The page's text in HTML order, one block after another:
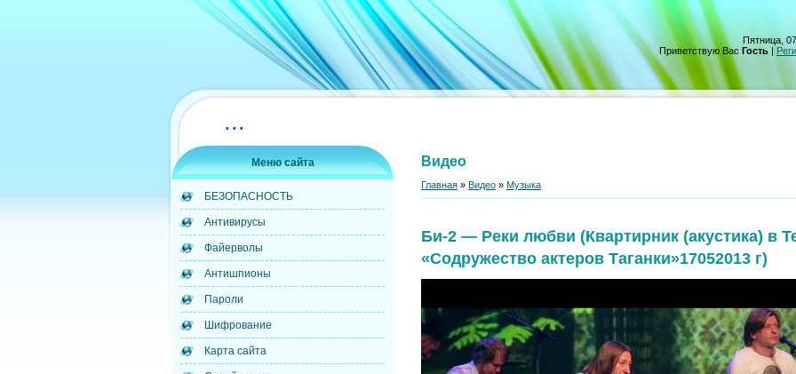
Пятница,
Приветствую Вас Гость |
...
Меню сайта
БЕЗОПАСНОСТЬ
Антивирусы
Файерволы
Антишпионы
Пароли
Шифрование
Карта сайта
Видео
Главная » Видео » Музыка
Би-2 — Реки любви (Квартирник (акустика) в
«Содружество актеров Таганки»17052013 г)